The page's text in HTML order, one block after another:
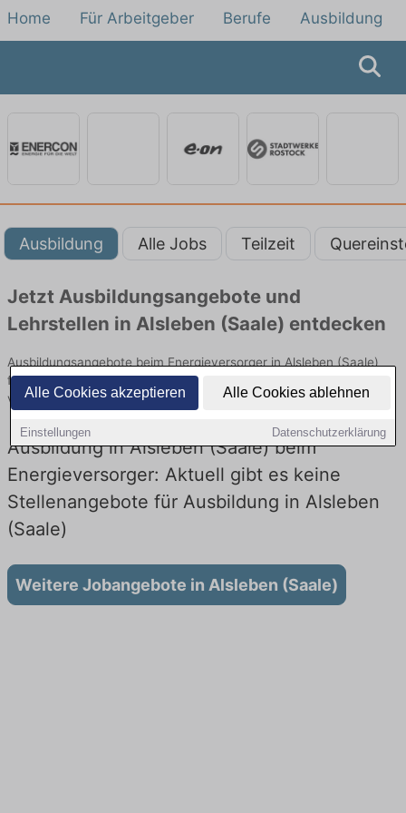
Alle Cookies akzeptieren Alle Cookies ablehnen
Einstellungen Datenschutzerklärung
Home Für Arbeitgeber Berufe Ausbildung
Ausbildung Alle Jobs Teilzeit
Jetzt Ausbildungsangebote und
Lehrstellen in Alsleben (Saale) entdecken
Ausbildungsangebote beim Energieversorger in Alsleben (Saale)
finden Sie von namhaften Firmen. Entdecken Sie freie Optionen
von Top-Arbeitgebern und bewerben Sie sich noch heute.
Ausbildung in Alsleben (Saale) beim
Energieversorger: Aktuell gibt es keine
Stellenangebote für Ausbildung in Alsleben
(Saale)
Weitere Jobangebote in Alsleben (Saale)